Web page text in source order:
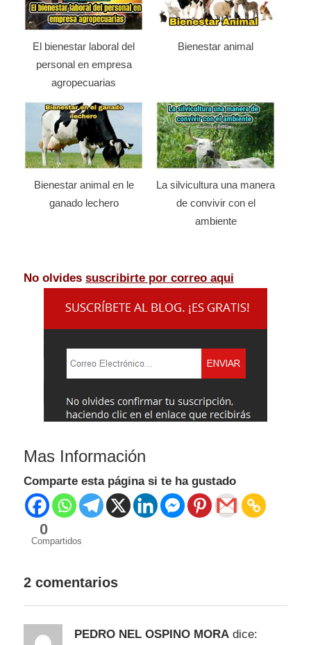
El bienestar laboral del
personal en empresa
agropecuarias
Bienestar animal
Bienestar animal en le
ganado lechero
La silvicultura una manera
de convivir con el
ambiente
No olvides suscribirte por correo aqui
Mas Información
Comparte esta página si te ha gustado
0
Compartidos
2 comentarios
PEDRO NEL OSPINO MORA dice: